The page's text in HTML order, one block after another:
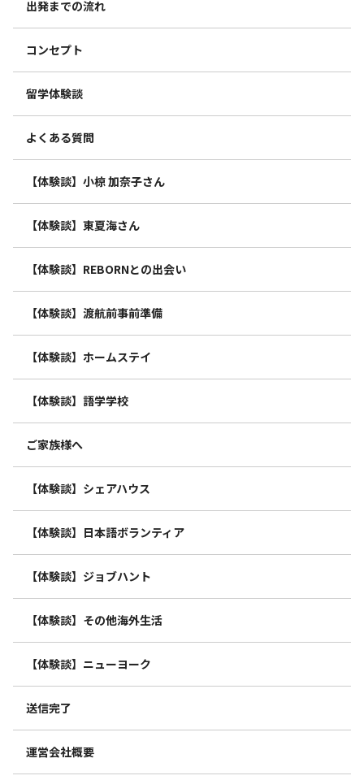
出発までの流れ
コンセプト
留学体験談
よくある質問
【体験談】小椋 加奈子さん
【体験談】東夏海さん
【体験談】REBORNとの出会い
【体験談】渡航前事前準備
【体験談】ホームステイ
【体験談】語学学校
ご家族様へ
【体験談】シェアハウス
【体験談】日本語ボランティア
【体験談】ジョブハント
【体験談】その他海外生活
【体験談】ニューヨーク
送信完了
運営会社概要